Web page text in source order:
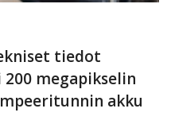
tiedot
megapikselin
akku